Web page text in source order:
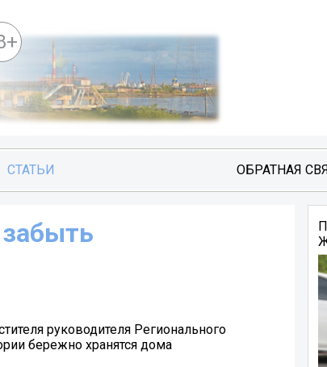
СТАТЬИ ОБРАТНАЯ
руководителя Регионального
бережно хранятся дома